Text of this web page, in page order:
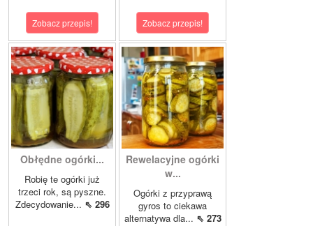
Zobacz przepis! Zobacz przepis!
Obłędne ogórki...
Robię te ogórki już
trzeci rok, są pyszne.
Zdecydowanie... ⇖ 296
Rewelacyjne ogórki
w...
Ogórki z przyprawą
gyros to ciekawa
alternatywa dla... ⇖ 273